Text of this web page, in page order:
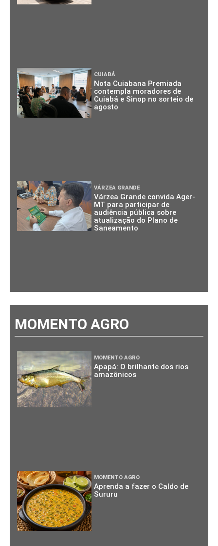
CUIABÁ
Nota Cuiabana Premiada
contempla moradores de
Cuiabá e Sinop no sorteio de
agosto
VÁRZEA GRANDE
Várzea Grande convida Ager-
MT para participar de
audiência pública sobre
atualização do Plano de
Saneamento
MOMENTO AGRO
MOMENTO AGRO
Apapá: O brilhante dos rios
amazônicos
MOMENTO AGRO
Aprenda a fazer o Caldo de
Sururu